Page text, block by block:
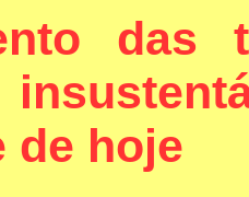
das
de hoje